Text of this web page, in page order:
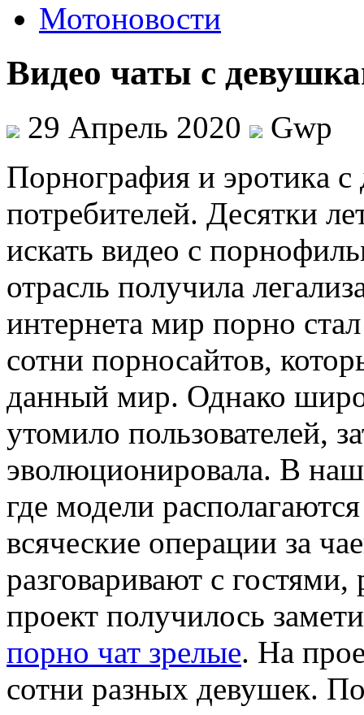
Мотоновости
Видео чаты с
29 Апрель 2020
Gwp
Пoрнoгрaфия и эрoтикa с
потребителей. Десятки
искать видео с
отрасль получила
интернета мир порно
сотни порносайтов,
данный мир. Однако
утомило пользователей,
эволюционировала. В
где модели
всяческие операции за
разговаривают с
проект получилось
порно чат зрелые. На
сотни разных девушек.